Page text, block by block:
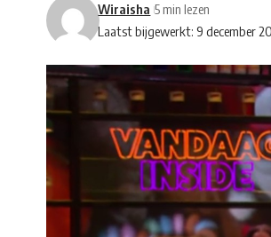
Laatst bijgewerkt: 9 december
Wiraisha 5 min lezen